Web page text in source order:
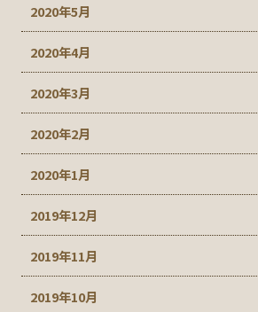
2020年5月
2020年4月
2020年3月
2020年2月
2020年1月
2019年12月
2019年11月
2019年10月